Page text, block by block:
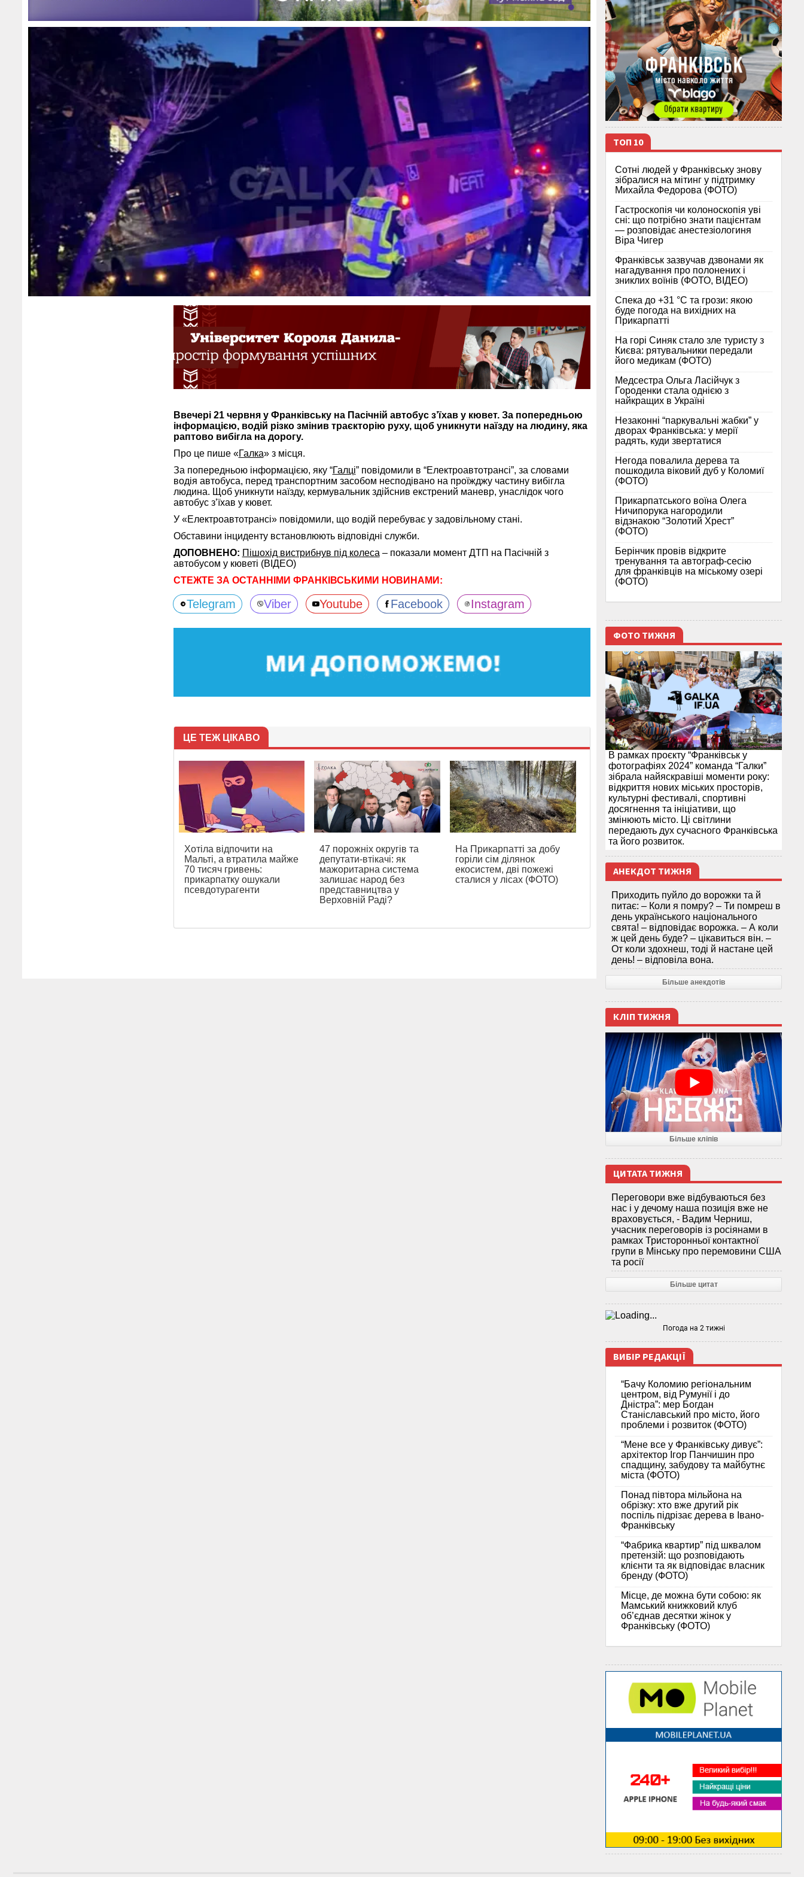
Ввечері 21 червня у Франківську на Пасічній автобус з’їхав у кювет. За попередньою
інформацією, водій різко змінив траєкторію руху, щоб уникнути наїзду на людину, яка
раптово вибігла на дорогу.
Про це пише «Галка» з місця.
За попередньою інформацією, яку “Галці” повідомили в “Електроавтотрансі”, за словами
водія автобуса, перед транспортним засобом несподівано на проїжджу частину вибігла
людина. Щоб уникнути наїзду, кермувальник здійснив екстрений маневр, унаслідок чого
автобус з’їхав у кювет.
У «Електроавтотрансі» повідомили, що водій перебуває у задовільному стані.
Обставини інциденту встановлюють відповідні служби.
ДОПОВНЕНО: Пішохід вистрибнув під колеса – показали момент ДТП на Пасічній з
автобусом у кюветі (ВІДЕО)
СТЕЖТЕ ЗА ОСТАННІМИ ФРАНКІВСЬКИМИ НОВИНАМИ:
Telegram Viber Youtube Facebook Instagram
ЦЕ ТЕЖ ЦІКАВО
Хотіла відпочити на
Мальті, а втратила майже
70 тисяч гривень:
прикарпатку ошукали
псевдотурагенти
47 порожніх округів та
депутати-втікачі: як
мажоритарна система
залишає народ без
представництва у
Верховній Раді?
На Прикарпатті за добу
горіли сім ділянок
екосистем, дві пожежі
сталися у лісах (ФОТО)
ТОП 10
Сотні людей у Франківську знову
зібралися на мітинг у підтримку
Михайла Федорова (ФОТО)
Гастроскопія чи колоноскопія уві
сні: що потрібно знати пацієнтам
— розповідає анестезіологиня
Віра Чигер
Франківськ зазвучав дзвонами як
нагадування про полонених і
зниклих воїнів (ФОТО, ВІДЕО)
Спека до +31 °C та грози: якою
буде погода на вихідних на
Прикарпатті
На горі Синяк стало зле туристу з
Києва: рятувальники передали
його медикам (ФОТО)
Медсестра Ольга Ласійчук з
Городенки стала однією з
найкращих в Україні
Незаконні “паркувальні жабки” у
дворах Франківська: у мерії
радять, куди звертатися
Негода повалила дерева та
пошкодила віковий дуб у Коломиї
(ФОТО)
Прикарпатського воїна Олега
Ничипорука нагородили
відзнакою “Золотий Хрест”
(ФОТО)
Берінчик провів відкрите
тренування та автограф-сесію
для франківців на міському озері
(ФОТО)
ФОТО ТИЖНЯ
В рамках проєкту “Франківськ у
фотографіях 2024” команда “Галки”
зібрала найяскравіші моменти року:
відкриття нових міських просторів,
культурні фестивалі, спортивні
досягнення та ініціативи, що
змінюють місто. Ці світлини
передають дух сучасного Франківська
та його розвиток.
АНЕКДОТ ТИЖНЯ
Приходить пуйло до ворожки та й
питає: – Коли я помру? – Ти помреш в
день українського національного
свята! – відповідає ворожка. – А коли
ж цей день буде? – цікавиться він. –
От коли здохнеш, тоді й настане цей
день! – відповіла вона.
Більше анекдотів
КЛІП ТИЖНЯ
Більше кліпів
ЦИТАТА ТИЖНЯ
Переговори вже відбуваються без
нас і у дечому наша позиція вже не
враховується, - Вадим Черниш,
учасник переговорів із росіянами в
рамках Тристоронньої контактної
групи в Мінську про перемовини США
та росії
Більше цитат
Погода на 2 тижні
ВИБІР РЕДАКЦІЇ
“Бачу Коломию регіональним
центром, від Румунії і до
Дністра”: мер Богдан
Станіславський про місто, його
проблеми і розвиток (ФОТО)
“Мене все у Франківську дивує”:
архітектор Ігор Панчишин про
спадщину, забудову та майбутнє
міста (ФОТО)
Понад півтора мільйона на
обрізку: хто вже другий рік
поспіль підрізає дерева в Івано-
Франківську
“Фабрика квартир” під шквалом
претензій: що розповідають
клієнти та як відповідає власник
бренду (ФОТО)
Місце, де можна бути собою: як
Мамський книжковий клуб
об’єднав десятки жінок у
Франківську (ФОТО)